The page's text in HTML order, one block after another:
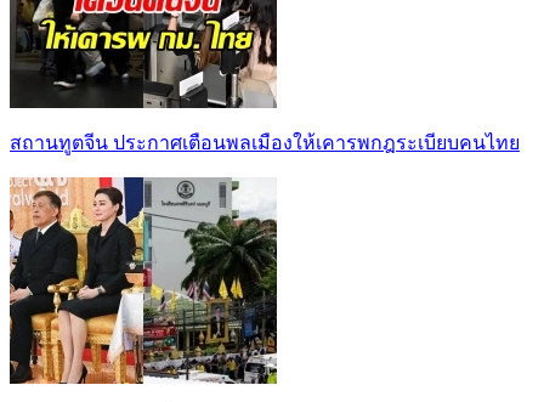
สถานทูตจีน ประกาศเตือนพลเมืองให้เคารพกฎระเบียบคนไทย